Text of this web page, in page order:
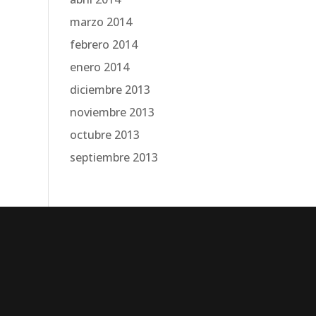
marzo 2014
febrero 2014
enero 2014
diciembre 2013
noviembre 2013
octubre 2013
septiembre 2013